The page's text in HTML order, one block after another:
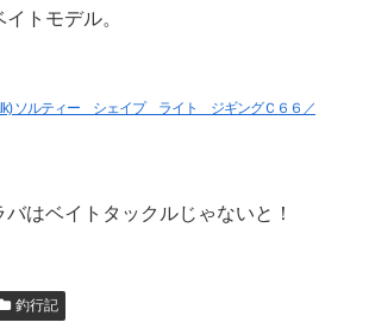
トモデル。
ソルティー シェイプ ライト ジギングＣ６６／
はベイトタックルじゃないと！
釣行記